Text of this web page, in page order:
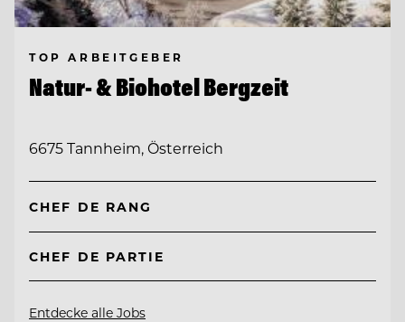
TOP ARBEITGEBER
Natur- & Biohotel Bergzeit
6675 Tannheim, Österreich
CHEF DE RANG
CHEF DE PARTIE
Entdecke alle Jobs